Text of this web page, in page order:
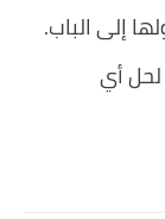
إلى الباب.
أي